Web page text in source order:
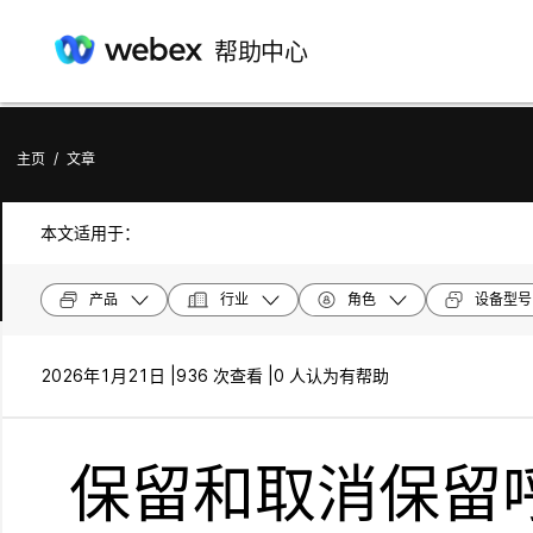
帮助中心
主页 / 文章
本文适用于：
产品 行业 角色 设备型号
2026年1月21日 | 936 次查看 | 0 人认为有帮助
保留和取消保留